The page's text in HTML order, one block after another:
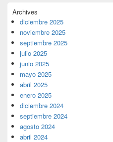
Archives
diciembre 2025
noviembre 2025
septiembre 2025
julio 2025
junio 2025
mayo 2025
abril 2025
enero 2025
diciembre 2024
septiembre 2024
agosto 2024
abril 2024